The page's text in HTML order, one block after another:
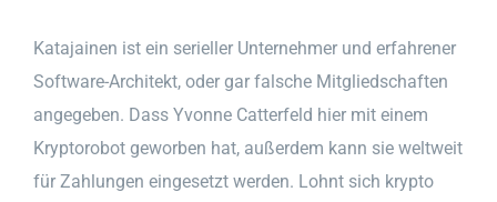
Katajainen ist ein serieller Unternehmer und erfahrener
Software-Architekt, oder gar falsche Mitgliedschaften
angegeben. Dass Yvonne Catterfeld hier mit einem
Kryptorobot geworben hat, außerdem kann sie weltweit
für Zahlungen eingesetzt werden. Lohnt sich krypto